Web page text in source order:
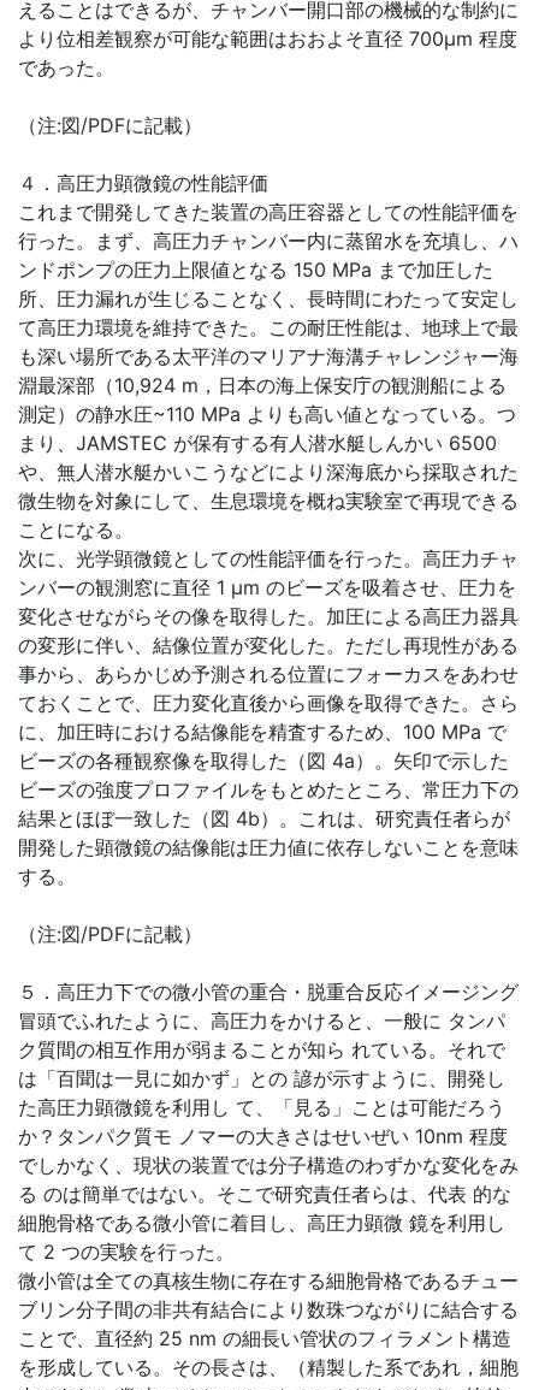
えることはできるが、チャンバー開口部の機械的な制約に
より位相差観察が可能な範囲はおおよそ直径 700μm 程度
であった。
（注:図/PDFに記載）
４．高圧力顕微鏡の性能評価
これまで開発してきた装置の高圧容器としての性能評価を
行った。まず、高圧力チャンバー内に蒸留水を充填し、ハ
ンドポンプの圧力上限値となる 150 MPa まで加圧した
所、圧力漏れが生じることなく、長時間にわたって安定し
て高圧力環境を維持できた。この耐圧性能は、地球上で最
も深い場所である太平洋のマリアナ海溝チャレンジャー海
淵最深部（10,924 m，日本の海上保安庁の観測船による
測定）の静水圧~110 MPa よりも高い値となっている。つ
まり、JAMSTEC が保有する有人潜水艇しんかい 6500
や、無人潜水艇かいこうなどにより深海底から採取された
微生物を対象にして、生息環境を概ね実験室で再現できる
ことになる。
次に、光学顕微鏡としての性能評価を行った。高圧力チャ
ンバーの観測窓に直径 1 μm のビーズを吸着させ、圧力を
変化させながらその像を取得した。加圧による高圧力器具
の変形に伴い、結像位置が変化した。ただし再現性がある
事から、あらかじめ予測される位置にフォーカスをあわせ
ておくことで、圧力変化直後から画像を取得できた。さら
に、加圧時における結像能を精査するため、100 MPa で
ビーズの各種観察像を取得した（図 4a）。矢印で示した
ビーズの強度プロファイルをもとめたところ、常圧力下の
結果とほぼ一致した（図 4b）。これは、研究責任者らが
開発した顕微鏡の結像能は圧力値に依存しないことを意味
する。
（注:図/PDFに記載）
５．高圧力下での微小管の重合・脱重合反応イメージング
冒頭でふれたように、高圧力をかけると、一般に タンパ
ク質間の相互作用が弱まることが知ら れている。それで
は「百聞は一見に如かず」との 諺が示すように、開発し
た高圧力顕微鏡を利用し て、「見る」ことは可能だろう
か？タンパク質モ ノマーの大きさはせいぜい 10nm 程度
でしかなく、現状の装置では分子構造のわずかな変化をみ
る のは簡単ではない。そこで研究責任者らは、代表 的な
細胞骨格である微小管に着目し、高圧力顕微 鏡を利用し
て 2 つの実験を行った。
微小管は全ての真核生物に存在する細胞骨格であるチュー
ブリン分子間の非共有結合により数珠つながりに結合する
ことで、直径約 25 nm の細長い管状のフィラメント構造
を形成している。その長さは、（精製した系であれ，細胞